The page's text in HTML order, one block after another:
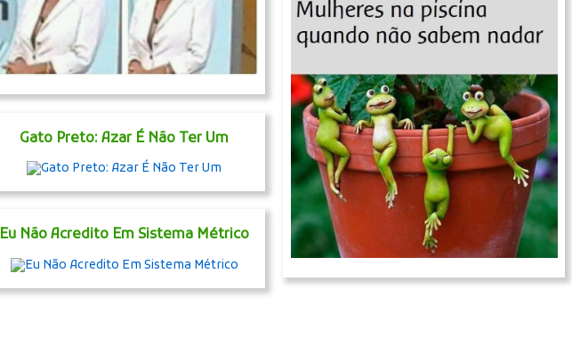
Gato Preto: Azar É Não Ter Um
Eu Não Acredito Em Sistema Métrico